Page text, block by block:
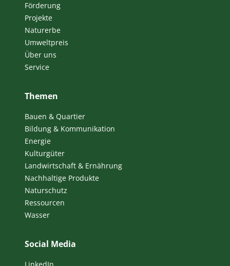
Förderung
Projekte
Naturerbe
Umweltpreis
Über uns
Service
Themen
Bauen & Quartier
Bildung & Kommunikation
Energie
Kulturgüter
Landwirtschaft & Ernährung
Nachhaltige Produkte
Naturschutz
Ressourcen
Wasser
Social Media